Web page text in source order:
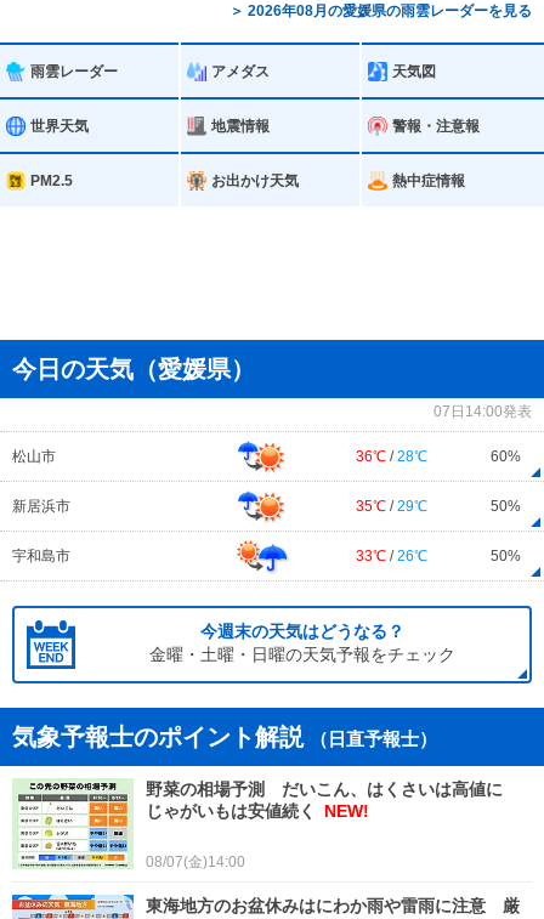
＞ 2026年08月の愛媛県の雨雲レーダーを見る
雨雲レーダー アメダス 天気図
世界天気 地震情報 警報・注意報
PM2.5 お出かけ天気 熱中症情報
今日の天気（愛媛県）
07日14:00発表
松山市 36℃ / 28℃ 60%
新居浜市 35℃ / 29℃ 50%
宇和島市 33℃ / 26℃ 50%
今週末の天気はどうなる？
金曜・土曜・日曜の天気予報をチェック
気象予報士のポイント解説 （日直予報士）
野菜の相場予測 だいこん、はくさいは高値に
じゃがいもは安値続く
NEW!
08/07(金)14:00
東海地方のお盆休みはにわか雨や雷雨に注意 厳